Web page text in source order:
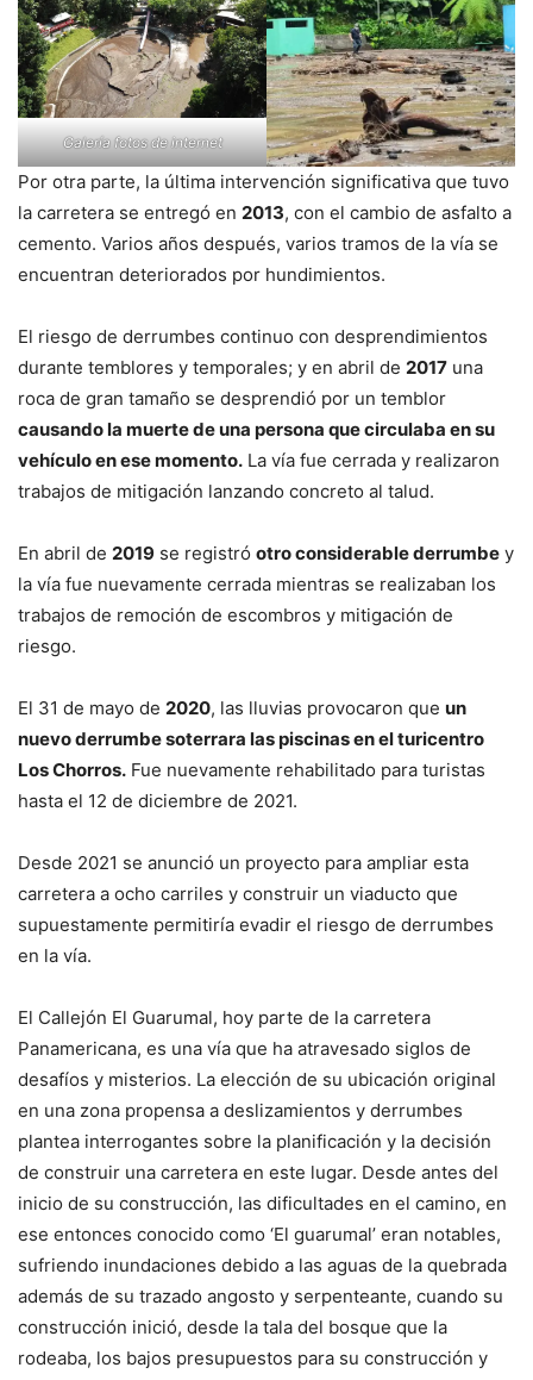
Galería fotos de internet
Por otra parte, la última intervención significativa que tuvo
la carretera se entregó en 2013, con el cambio de asfalto a
cemento. Varios años después, varios tramos de la vía se
encuentran deteriorados por hundimientos.
El riesgo de derrumbes continuo con desprendimientos
durante temblores y temporales; y en abril de 2017 una
roca de gran tamaño se desprendió por un temblor
causando la muerte de una persona que circulaba en su
vehículo en ese momento. La vía fue cerrada y realizaron
trabajos de mitigación lanzando concreto al talud.
En abril de 2019 se registró otro considerable derrumbe y
la vía fue nuevamente cerrada mientras se realizaban los
trabajos de remoción de escombros y mitigación de
riesgo.
El 31 de mayo de 2020, las lluvias provocaron que un
nuevo derrumbe soterrara las piscinas en el turicentro
Los Chorros. Fue nuevamente rehabilitado para turistas
hasta el 12 de diciembre de 2021.
Desde 2021 se anunció un proyecto para ampliar esta
carretera a ocho carriles y construir un viaducto que
supuestamente permitiría evadir el riesgo de derrumbes
en la vía.
El Callejón El Guarumal, hoy parte de la carretera
Panamericana, es una vía que ha atravesado siglos de
desafíos y misterios. La elección de su ubicación original
en una zona propensa a deslizamientos y derrumbes
plantea interrogantes sobre la planificación y la decisión
de construir una carretera en este lugar. Desde antes del
inicio de su construcción, las dificultades en el camino, en
ese entonces conocido como ‘El guarumal’ eran notables,
sufriendo inundaciones debido a las aguas de la quebrada
además de su trazado angosto y serpenteante, cuando su
construcción inició, desde la tala del bosque que la
rodeaba, los bajos presupuestos para su construcción y